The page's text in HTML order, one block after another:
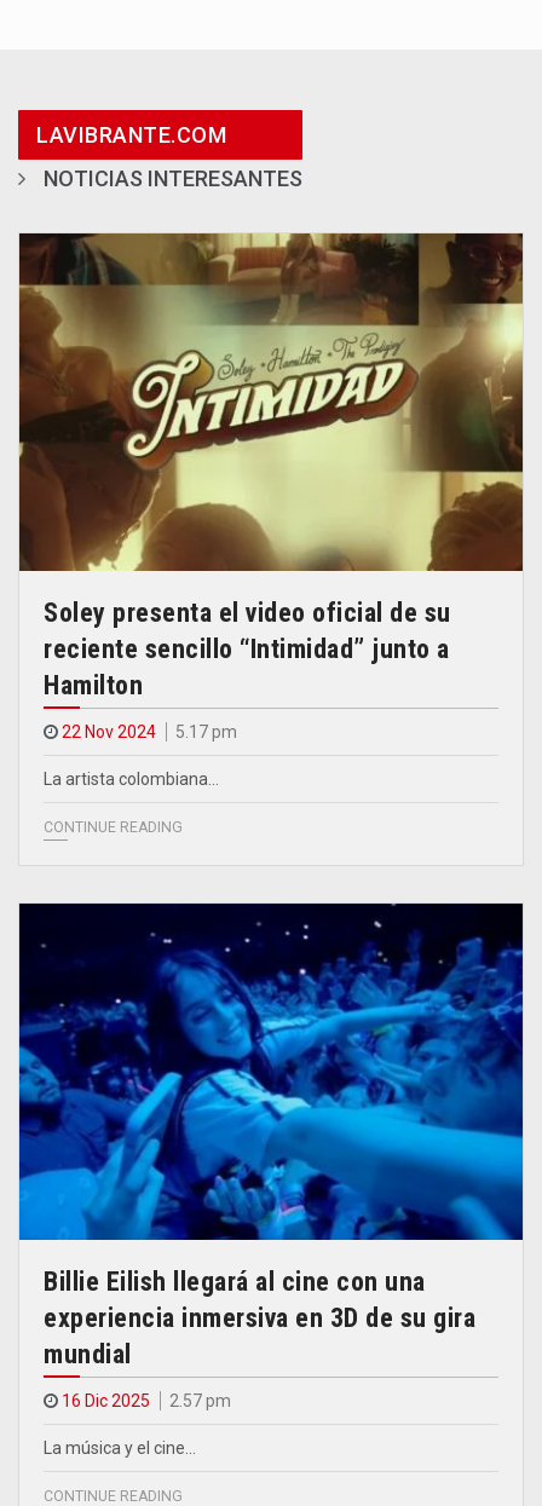
LAVIBRANTE.COM
NOTICIAS INTERESANTES
Soley presenta el video oficial de su
reciente sencillo “Intimidad” junto a
Hamilton
22 Nov 2024 5.17 pm
La artista colombiana…
CONTINUE READING
Billie Eilish llegará al cine con una
experiencia inmersiva en 3D de su gira
mundial
16 Dic 2025 2.57 pm
La música y el cine…
CONTINUE READING